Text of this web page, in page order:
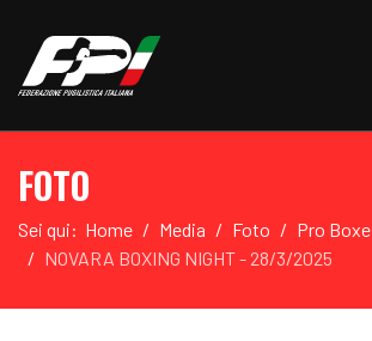
FOTO
Sei qui: Home Media Foto
Pro Boxe
NOVARA BOXING NIGHT - 28/3/2025